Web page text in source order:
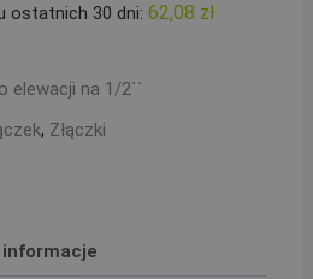
ostatnich 30 dni: 62,08 zł
elewacji na 1/2``
, Złączki